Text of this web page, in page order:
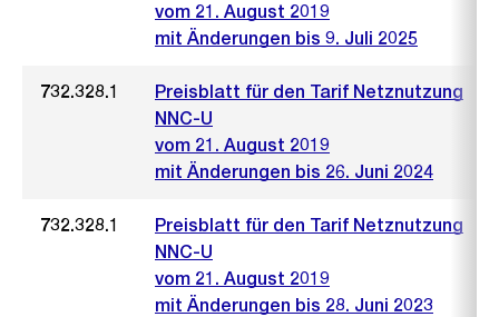
vom 21. August 2019
mit Änderungen bis 9. Juli 2025
732.328.1
Preisblatt für den Tarif Netznutzung
NNC-U
vom 21. August 2019
mit Änderungen bis 26. Juni 2024
732.328.1
Preisblatt für den Tarif Netznutzung
NNC-U
vom 21. August 2019
mit Änderungen bis 28. Juni 2023